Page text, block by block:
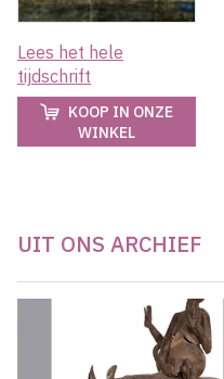
Lees het hele
tijdschrift
KOOP IN ONZE
WINKEL
UIT ONS ARCHIEF